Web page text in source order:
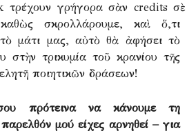
τρέχουν γρήγορα σὰν credits σὲ
σκρολλάρουμε, καὶ ὅ,τι
μάτι μας, αὐτὸ θὰ ἀφήσει τὸ
τρικυμία τοῦ κρανίου τῆς
ποιητικῶν δράσεων!
πρότεινα να κάνουμε τη
μού είχες αρνηθεί – για